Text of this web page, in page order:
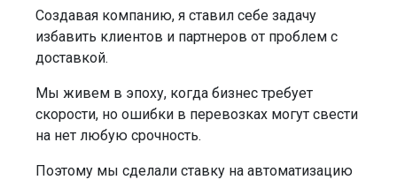
Создавая компанию, я ставил себе задачу
избавить клиентов и партнеров от проблем с
доставкой.
Мы живем в эпоху, когда бизнес требует
скорости, но ошибки в перевозках могут свести
на нет любую срочность.
Поэтому мы сделали ставку на автоматизацию